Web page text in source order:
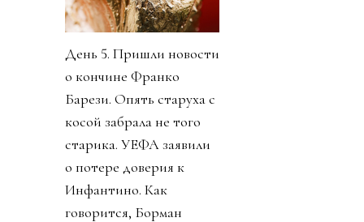
День 5. Пришли новости
о кончине Франко
Барези. Опять старуха с
косой забрала не того
старика. УЕФА заявили
о потере доверия к
Инфантино. Как
говорится, Борман